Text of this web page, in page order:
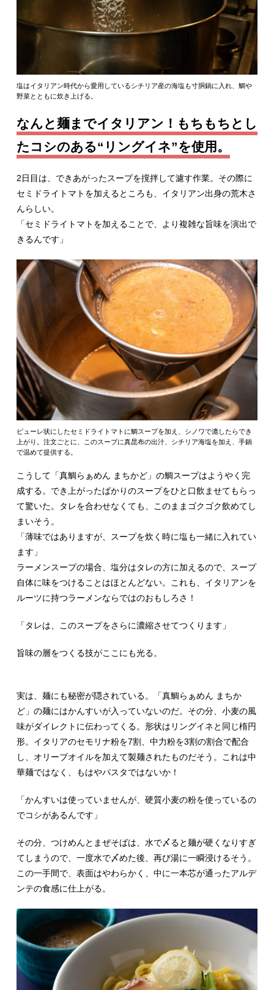
塩はイタリアン時代から愛用しているシチリア産の海塩も寸胴鍋に入れ、鯛や
野菜とともに炊き上げる。
なんと麺までイタリアン！もちもちとし
たコシのある“リングイネ”を使用。
2日目は、できあがったスープを撹拌して濾す作業。その際に
セミドライトマトを加えるところも、イタリアン出身の荒木さ
んらしい。
「セミドライトマトを加えることで、より複雑な旨味を演出で
きるんです」
ピューレ状にしたセミドライトマトに鯛スープを加え、シノワで漉したらでき
上がり。注文ごとに、このスープに真昆布の出汁、シチリア海塩を加え、手鍋
で温めて提供する。
こうして「真鯛らぁめん まちかど」の鯛スープはようやく完
成する。でき上がったばかりのスープをひと口飲ませてもらっ
て驚いた。タレを合わせなくても、このままゴクゴク飲めてし
まいそう。
「薄味ではありますが、スープを炊く時に塩も一緒に入れてい
ます」
ラーメンスープの場合、塩分はタレの方に加えるので、スープ
自体に味をつけることはほとんどない。これも、イタリアンを
ルーツに持つラーメンならではのおもしろさ！
「タレは、このスープをさらに濃縮させてつくります」
旨味の層をつくる技がここにも光る。
実は、麺にも秘密が隠されている。「真鯛らぁめん まちか
ど」の麺にはかんすいが入っていないのだ。その分、小麦の風
味がダイレクトに伝わってくる。形状はリングイネと同じ楕円
形。イタリアのセモリナ粉を7割、中力粉を3割の割合で配合
し、オリーブオイルを加えて製麺されたものだそう。これは中
華麺ではなく、もはやパスタではないか！
「かんすいは使っていませんが、硬質小麦の粉を使っているの
でコシがあるんです」
その分、つけめんとまぜそばは、水で〆ると麺が硬くなりすぎ
てしまうので、一度水で〆めた後、再び湯に一瞬浸けるそう。
この一手間で、表面はやわらかく、中に一本芯が通ったアルデ
ンテの食感に仕上がる。